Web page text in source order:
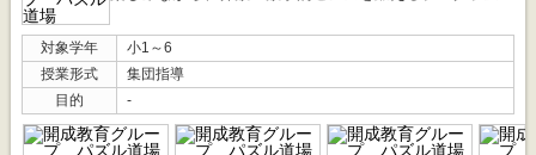
対象学年
小1～6
授業形式
集団指導
目的
-